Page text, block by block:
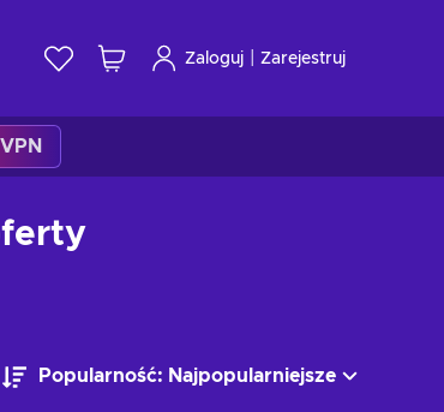
Zaloguj Zarejestruj
Popularność: Najpopularniejsze